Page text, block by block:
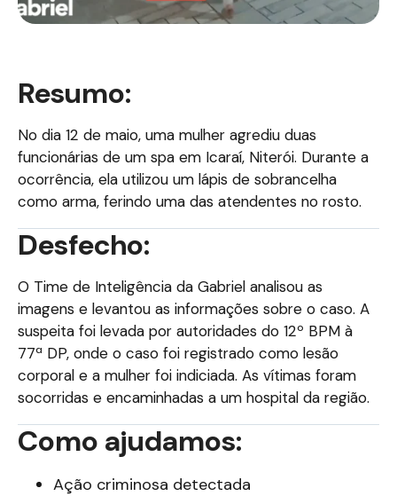
Resumo:
No dia 12 de maio, uma mulher agrediu duas
funcionárias de um spa em Icaraí, Niterói. Durante a
ocorrência, ela utilizou um lápis de sobrancelha
como arma, ferindo uma das atendentes no rosto.
Desfecho:
O Time de Inteligência da Gabriel analisou as
imagens e levantou as informações sobre o caso. A
suspeita foi levada por autoridades do 12º BPM à
77ª DP, onde o caso foi registrado como lesão
corporal e a mulher foi indiciada. As vítimas foram
socorridas e encaminhadas a um hospital da região.
Como ajudamos:
Ação criminosa detectada